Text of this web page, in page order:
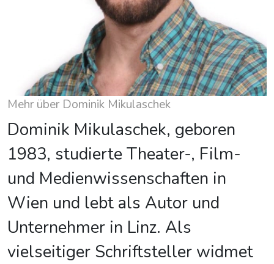
Mehr über Dominik Mikulaschek
Dominik Mikulaschek, geboren
1983, studierte Theater-, Film-
und Medienwissenschaften in
Wien und lebt als Autor und
Unternehmer in Linz. Als
vielseitiger Schriftsteller widmet